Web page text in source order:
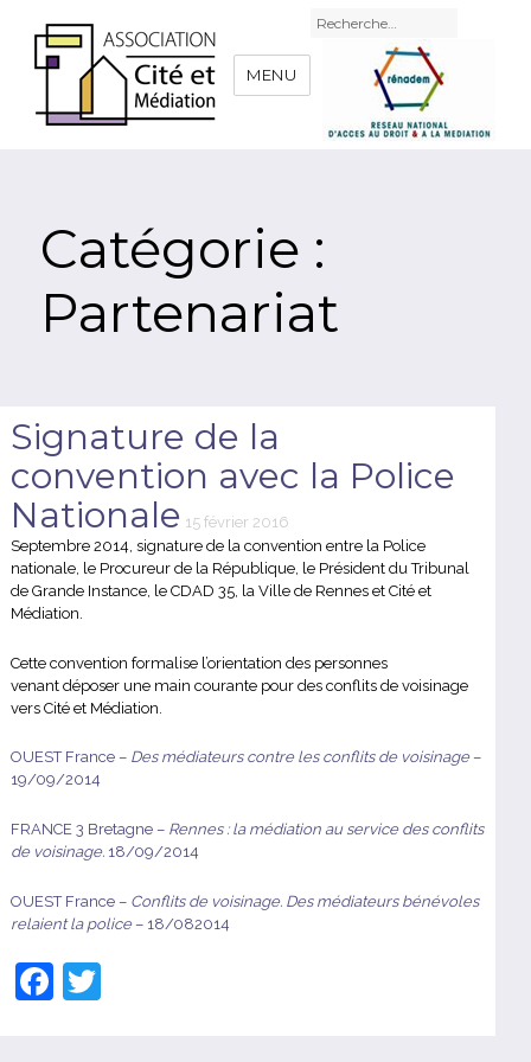
MENU
Recherche
Catégorie :
Partenariat
Signature de la
convention avec la Police
Nationale le
15 février 2016
Septembre 2014, signature de la convention entre la Police
nationale, le Procureur de la République, le Président du Tribunal
de Grande Instance, le CDAD 35, la Ville de Rennes et Cité et
Médiation.
Cette convention formalise l’orientation des personnes
venant déposer une main courante pour des conflits de voisinage
vers Cité et Médiation.
OUEST France – Des médiateurs contre les conflits de voisinage–
19/09/2014
FRANCE 3 Bretagne – Rennes : la médiation au service des conflits
de voisinage. 18/09/2014
OUEST France – Conflits de voisinage. Des médiateurs bénévoles
relaient la police– 18/082014
F T